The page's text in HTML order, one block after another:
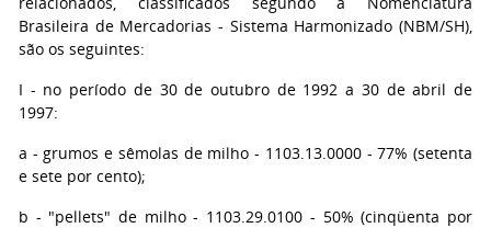
Brasileira de Mercadorias - Sistema Harmonizado (NBM/SH),
são os seguintes:
I - no período de 30 de outubro de 1992 a 30 de abril de
1997:
a - grumos e sêmolas de milho - 1103.13.0000 - 77% (setenta
e sete por cento);
b - "pellets" de milho - 1103.29.0100 - 50% (cinqüenta por